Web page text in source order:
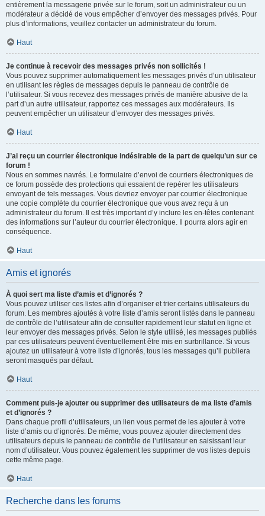
entièrement la messagerie privée sur le forum, soit un administrateur ou un
modérateur a décidé de vous empêcher d’envoyer des messages privés. Pour
plus d’informations, veuillez contacter un administrateur du forum.
Haut
Je continue à recevoir des messages privés non sollicités !
Vous pouvez supprimer automatiquement les messages privés d’un utilisateur
en utilisant les règles de messages depuis le panneau de contrôle de
l’utilisateur. Si vous recevez des messages privés de manière abusive de la
part d’un autre utilisateur, rapportez ces messages aux modérateurs. Ils
peuvent empêcher un utilisateur d’envoyer des messages privés.
Haut
J’ai reçu un courrier électronique indésirable de la part de quelqu’un sur ce
forum !
Nous en sommes navrés. Le formulaire d’envoi de courriers électroniques de
ce forum possède des protections qui essaient de repérer les utilisateurs
envoyant de tels messages. Vous devriez envoyer par courrier électronique
une copie complète du courrier électronique que vous avez reçu à un
administrateur du forum. Il est très important d’y inclure les en-têtes contenant
des informations sur l’auteur du courrier électronique. Il pourra alors agir en
conséquence.
Haut
Amis et ignorés
À quoi sert ma liste d’amis et d’ignorés ?
Vous pouvez utiliser ces listes afin d’organiser et trier certains utilisateurs du
forum. Les membres ajoutés à votre liste d’amis seront listés dans le panneau
de contrôle de l’utilisateur afin de consulter rapidement leur statut en ligne et
leur envoyer des messages privés. Selon le style utilisé, les messages publiés
par ces utilisateurs peuvent éventuellement être mis en surbrillance. Si vous
ajoutez un utilisateur à votre liste d’ignorés, tous les messages qu’il publiera
seront masqués par défaut.
Haut
Comment puis-je ajouter ou supprimer des utilisateurs de ma liste d’amis
et d’ignorés ?
Dans chaque profil d’utilisateurs, un lien vous permet de les ajouter à votre
liste d’amis ou d’ignorés. De même, vous pouvez ajouter directement des
utilisateurs depuis le panneau de contrôle de l’utilisateur en saisissant leur
nom d’utilisateur. Vous pouvez également les supprimer de vos listes depuis
cette même page.
Haut
Recherche dans les forums